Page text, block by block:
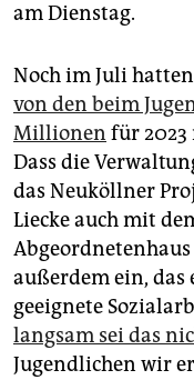
am Dienstag.
Noch im Juli hatten
von den beim
Millionen für 2023
Dass die
das Neuköllner
Liecke auch mit
außerdem ein, das
geeignete
langsam sei das
Jugendlichen wir